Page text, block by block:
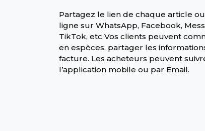
Partagez le lien de chaque article
ligne sur WhatsApp, Facebook,
TikTok, etc Vos clients peuvent
en espèces, partager les
facture. Les acheteurs peuvent
l’application mobile ou par Email.